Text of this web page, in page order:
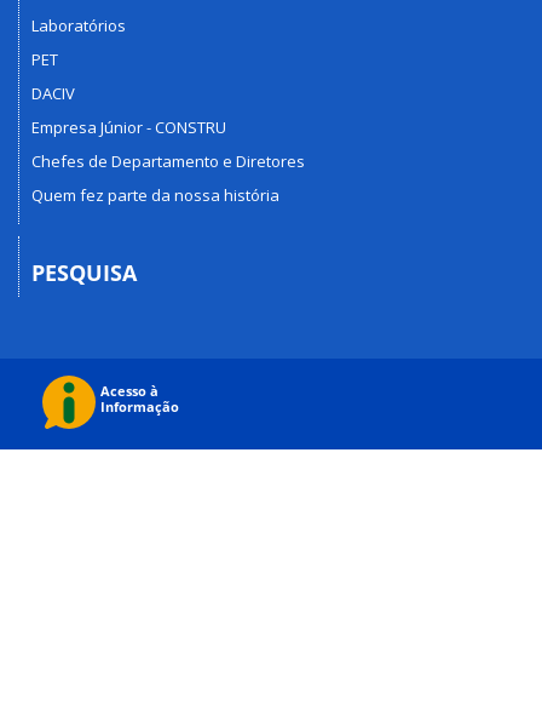
Laboratórios
PET
DACIV
Empresa Júnior - CONSTRU
Chefes de Departamento e Diretores
Quem fez parte da nossa história
PESQUISA